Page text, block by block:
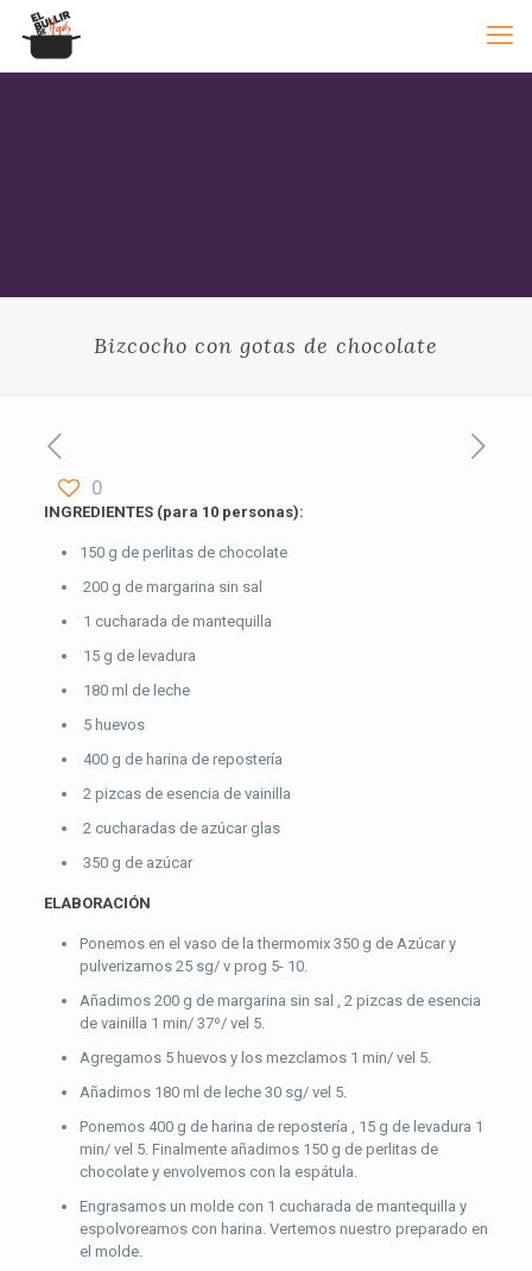
Bizcocho con gotas de chocolate
0
INGREDIENTES (para 10 personas):
150 g de perlitas de chocolate
200 g de margarina sin sal
1 cucharada de mantequilla
15 g de levadura
180 ml de leche
5 huevos
400 g de harina de repostería
2 pizcas de esencia de vainilla
2 cucharadas de azúcar glas
350 g de azúcar
ELABORACIÓN
Ponemos en el vaso de la thermomix 350 g de Azúcar y
pulverizamos 25 sg/ v prog 5- 10.
Añadimos 200 g de margarina sin sal , 2 pizcas de esencia
de vainilla 1 min/ 37º/ vel 5.
Agregamos 5 huevos y los mezclamos 1 min/ vel 5.
Añadimos 180 ml de leche 30 sg/ vel 5.
Ponemos 400 g de harina de repostería , 15 g de levadura 1
min/ vel 5. Finalmente añadimos 150 g de perlitas de
chocolate y envolvemos con la espátula.
Engrasamos un molde con 1 cucharada de mantequilla y
espolvoreamos con harina. Vertemos nuestro preparado en
el molde.